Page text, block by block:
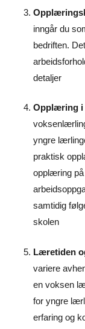
inngår du
bedriften.
detaljer
Opplæring i
yngre
praktisk
opplæring
samtidig
skolen
Læretiden
variere
en voksen
for yngre
erfaring og